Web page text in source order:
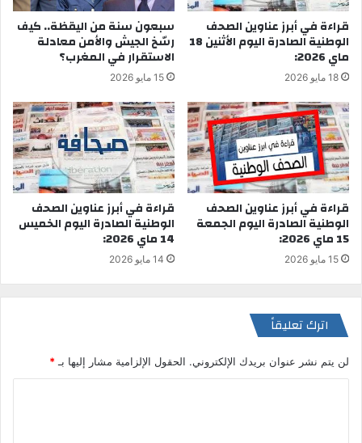
قراءة في أبرز عناوين الصحف
الوطنية الصادرة اليوم الأثنين 18
ماي 2026:
18 مايو 2026
سبعون سنة من اليقظة.. كيف
رسّخ الجيش والأمن معادلة
الاستقرار في المغرب؟
15 مايو 2026
قراءة في أبرز عناوين الصحف
الوطنية الصادرة اليوم الجمعة
15 ماي 2026:
15 مايو 2026
قراءة في أبرز عناوين الصحف
الوطنية الصادرة اليوم الخميس
14 ماي 2026:
14 مايو 2026
اترك تعليقاً
لن يتم نشر عنوان بريدك الإلكتروني. الحقول الإلزامية مشار إليها بـ *